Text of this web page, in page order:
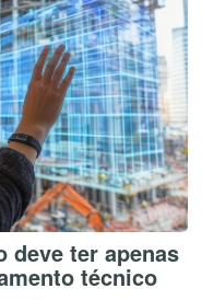
deve ter apenas
técnico